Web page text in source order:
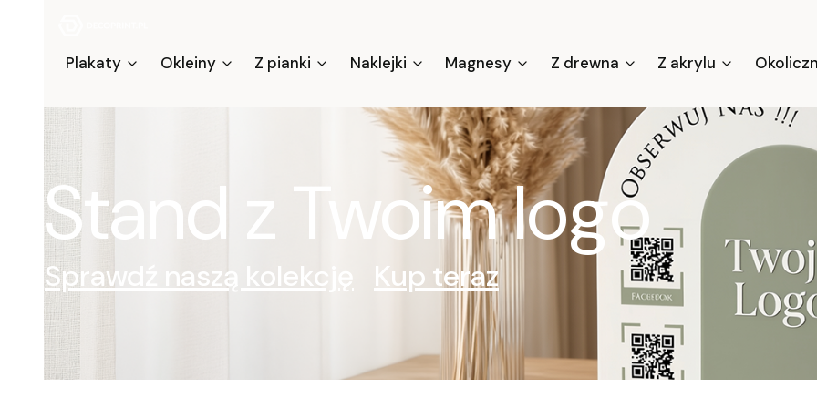
Plakaty Okleiny Z pianki Naklejki Magnesy Z drewna Z akrylu
Stand z Twoim logo
Sprawdź naszą kolekcję Kup teraz